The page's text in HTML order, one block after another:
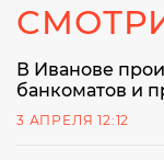
В Иванове
банкоматов и
3 АПРЕЛЯ 12:12